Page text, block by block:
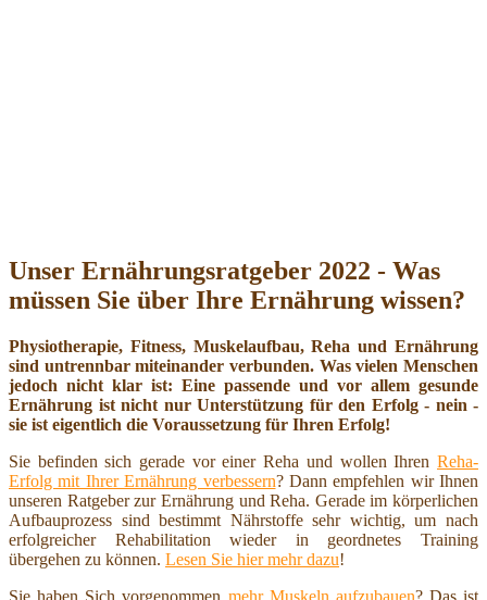
Unser Ernährungsratgeber 2022 - Was
müssen Sie über Ihre Ernährung wissen?
Physiotherapie, Fitness, Muskelaufbau, Reha und Ernährung
sind untrennbar miteinander verbunden. Was vielen Menschen
jedoch nicht klar ist: Eine passende und vor allem gesunde
Ernährung ist nicht nur Unterstützung für den Erfolg - nein -
sie ist eigentlich die Voraussetzung für Ihren Erfolg!
Sie befinden sich gerade vor einer Reha und wollen Ihren Reha-
Erfolg mit Ihrer Ernährung verbessern? Dann empfehlen wir Ihnen
unseren Ratgeber zur Ernährung und Reha. Gerade im körperlichen
Aufbauprozess sind bestimmt Nährstoffe sehr wichtig, um nach
erfolgreicher Rehabilitation wieder in geordnetes Training
übergehen zu können. Lesen Sie hier mehr dazu!